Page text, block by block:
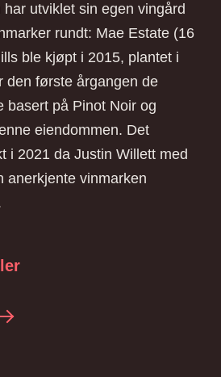
utviklet sin egen vingård
rundt: Mae Estate (16
ble kjøpt i 2015, plantet i
den første årgangen de
basert på Pinot Noir og
eiendommen. Det
i 2021 da Justin Willett med
anerkjente vinmarken